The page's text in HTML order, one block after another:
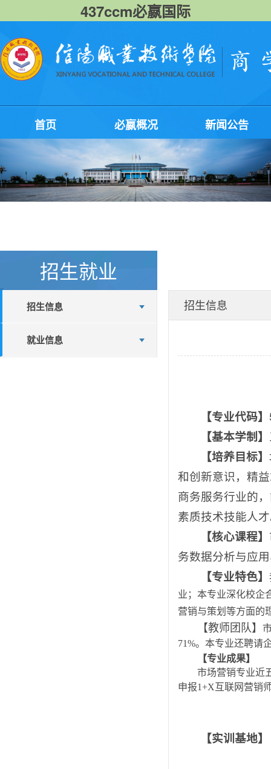
437ccm必嬴国际
首页 必嬴概况 新闻公告
招生就业
招生信息
就业信息
招生信息
【专业代码】
【基本学制】
【培养目标】
和创新意识，精
商务服务行业的
素质技术技能人
【核心课程】
务数据分析与应
【专业特色】
业；本专业深化校企
营销与策划等方面的
【教师团队】
71%。本专业还聘请
【专业成果】
市场营销专业近
申报1+X互联网营销
【实训基地】